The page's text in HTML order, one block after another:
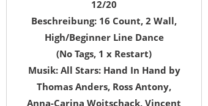
12/20
Beschreibung: 16 Count, 2 Wall,
High/Beginner Line Dance
(No Tags, 1 x Restart)
Musik: All Stars: Hand In Hand by
Thomas Anders, Ross Antony,
Anna-Carina Woitschack, Vincent